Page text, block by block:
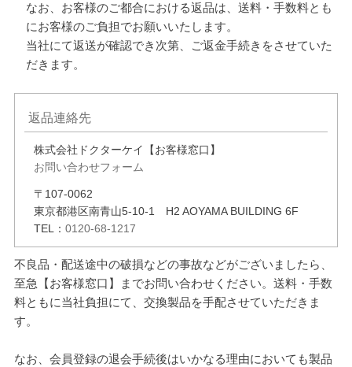
なお、お客様のご都合における返品は、送料・手数料とも
にお客様のご負担でお願いいたします。
当社にて返送が確認でき次第、ご返金手続きをさせていた
だきます。
返品連絡先
株式会社ドクターケイ【お客様窓口】
お問い合わせフォーム
〒107-0062
東京都港区南青山5-10-1 H2 AOYAMA BUILDING 6F
TEL： 0120-68-1217
不良品・配送途中の破損などの事故などがございましたら、
至急【お客様窓口】までお問い合わせください。送料・手数
料ともに当社負担にて、交換製品を手配させていただきま
す。
なお、会員登録の退会手続後はいかなる理由においても製品